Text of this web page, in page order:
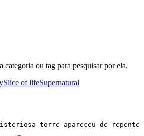
categoria ou tag para pesquisar por ela.
Slice of lifeSupernatural
torre apareceu de